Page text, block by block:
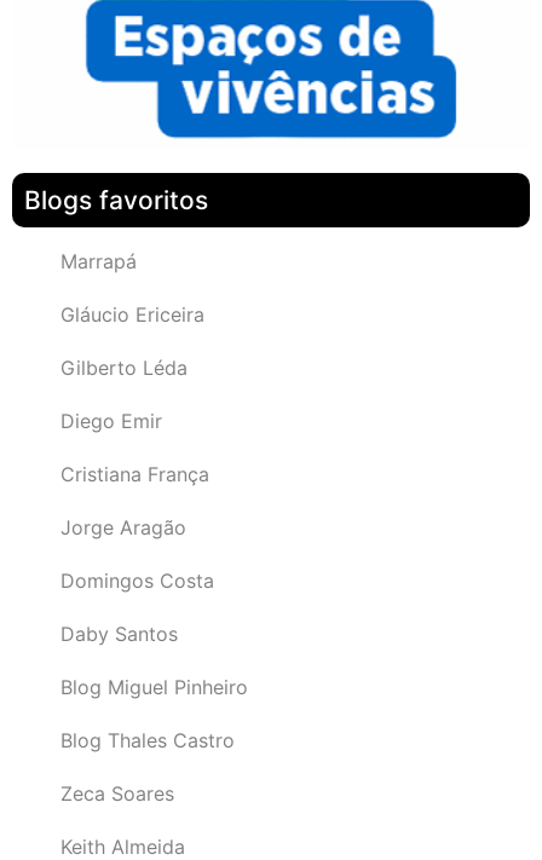
Blogs favoritos
Marrapá
Gláucio Ericeira
Gilberto Léda
Diego Emir
Cristiana França
Jorge Aragão
Domingos Costa
Daby Santos
Blog Miguel Pinheiro
Blog Thales Castro
Zeca Soares
Keith Almeida